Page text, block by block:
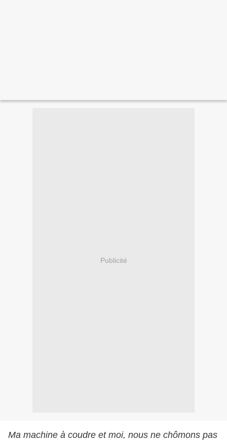
Publicité
Ma machine à coudre et moi, nous ne chômons pas